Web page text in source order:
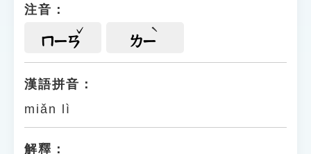
遊戲專區
貓頭鷹博士
注音：
ㄇㄧㄢ ㄌㄧ
漢語拼音：
miǎn lì
解釋：